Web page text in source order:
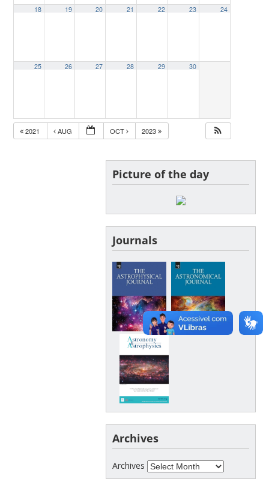
18 19 20 21 22 23 24
25 26 27 28 29 30
2021 AUG OCT 2023
Picture of the day
Journals
Archives
Archives